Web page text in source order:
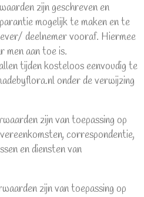
zijn geschreven en
mogelijk te maken en te
deelnemer vooraf. Hiermee
men aan toe is.
tijden kosteloos eenvoudig te
onder de verwijzing
zijn van toepassing op
correspondentie,
en diensten van
zijn van toepassing op